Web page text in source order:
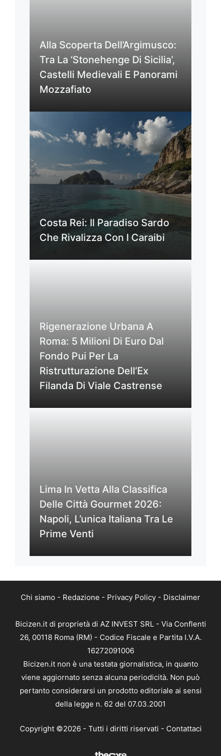
Alla Scoperta Dell’Argimusco:
Tra La ‘Stonehenge Di Sicilia’,
Castelli Medievali E Panorami
Mozzafiato
Costa Rei: Il Paradiso Sardo
Che Rivalizza Con I Caraibi
Rigenerazione Urbana A
Roma: 5 Milioni Di Euro Dal
Fondo Pui Per La
Ristrutturazione Dell’Ex
Filanda Di Viale Castrense
Lima In Vetta Alla Classifica
Delle Città Gourmet 2026:
Napoli, L’unica Italiana Tra Le
Prime Venti
Chi siamo - Redazione - Privacy Policy - Disclaimer
Bicizen.it di proprietà di AZ INVEST SRL - Via Conflenti
26, 00118 Roma (RM) - Codice Fiscale e Partita I.V.A.
16272091006
Bicizen.it non è una testata giornalistica, in quanto
viene aggiornato senza alcuna periodicità. Non può
pertanto considerarsi un prodotto editoriale ai sensi
della legge n. 62 del 07.03.2001
Copyright ©2026 - Tutti i diritti riservati - Contattaci